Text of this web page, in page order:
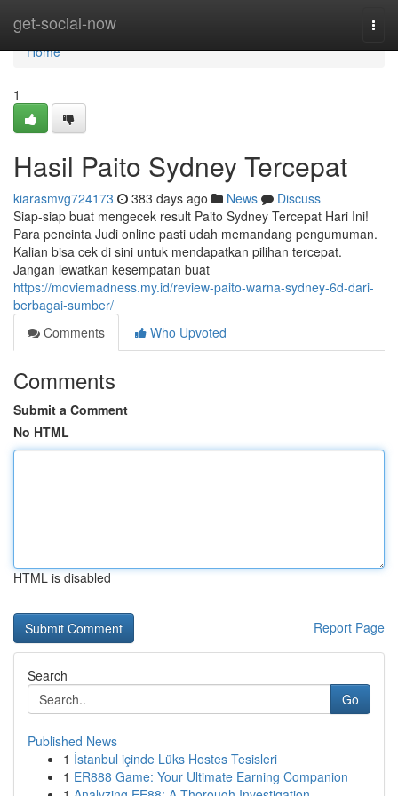
get-social-now
Home
Home
1
Hasil Paito Sydney Tercepat
kiarasmvg724173 383 days ago News
Discuss
Siap-siap buat mengecek result Paito Sydney Tercepat Hari Ini!
Para pencinta Judi online pasti udah memandang pengumuman.
Kalian bisa cek di sini untuk mendapatkan pilihan tercepat.
Jangan lewatkan kesempatan buat
https://moviemadness.my.id/review-paito-warna-sydney-6d-dari-
berbagai-sumber/
Comments
Who Upvoted
Comments
Submit a Comment
No HTML
HTML is disabled
Report Page
Search
Go
Published News
1 İstanbul içinde Lüks Hostes Tesisleri
1 ER888 Game: Your Ultimate Earning Companion